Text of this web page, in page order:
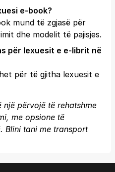
e-book?
mund të zgjasë për
dhe modelit të pajisjes.
për lexuesit e e-librit në
për të gjitha lexuesit e
përvojë të rehatshme
me opsione të
Blini tani me transport